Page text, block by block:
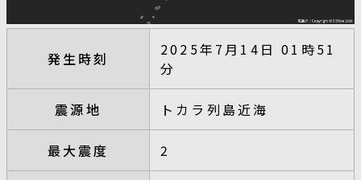
発生時刻
2025年7月14日 01時51
分
震源地 トカラ列島近海
最大震度 2